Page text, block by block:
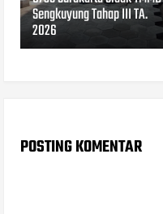
Sengkuyung Tahap III TA.
2026
POSTING KOMENTAR